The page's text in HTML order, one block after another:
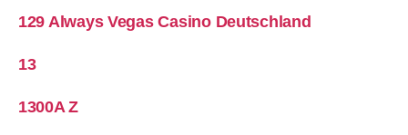
129 Always Vegas Casino Deutschland
13
1300A Z